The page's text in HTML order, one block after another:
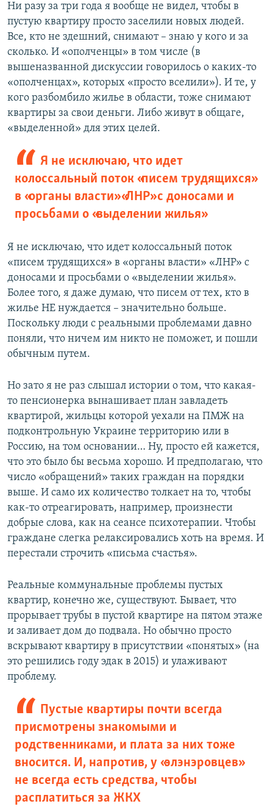
Ни разу за три года я вообще не видел, чтобы в
пустую квартиру просто заселили новых людей.
Все, кто не здешний, снимают – знаю у кого и за
сколько. И «ополченцы» в том числе (в
вышеназванной дискуссии говорилось о каких-то
«ополченцах», которых «просто вселили»). И те, у
кого разбомбило жилье в области, тоже снимают
квартиры за свои деньги. Либо живут в общаге,
«выделенной» для этих целей.
Я не исключаю, что идет
колоссальный поток «писем трудящихся»
в «органы власти» «ЛНР» с доносами и
просьбами о «выделении жилья»
Я не исключаю, что идет колоссальный поток
«писем трудящихся» в «органы власти» «ЛНР» с
доносами и просьбами о «выделении жилья».
Более того, я даже думаю, что писем от тех, кто в
жилье НЕ нуждается – значительно больше.
Поскольку люди с реальными проблемами давно
поняли, что ничем им никто не поможет, и пошли
обычным путем.
Но зато я не раз слышал истории о том, что какая-
то пенсионерка вынашивает план завладеть
квартирой, жильцы которой уехали на ПМЖ на
подконтрольную Украине территорию или в
Россию, на том основании… Ну, просто ей кажется,
что это было бы весьма хорошо. И предполагаю, что
число «обращений» таких граждан на порядки
выше. И само их количество толкает на то, чтобы
как-то отреагировать, например, произнести
добрые слова, как на сеансе психотерапии. Чтобы
граждане слегка релаксировались хоть на время. И
перестали строчить «письма счастья».
Реальные коммунальные проблемы пустых
квартир, конечно же, существуют. Бывает, что
прорывает трубы в пустой квартире на пятом этаже
и заливает дом до подвала. Но обычно просто
вскрывают квартиру в присутствии «понятых» (на
это решились году эдак в 2015) и улаживают
проблему.
Пустые квартиры почти всегда
присмотрены знакомыми и
родственниками, и плата за них тоже
вносится. И, напротив, у «элэнэровцев»
не всегда есть средства, чтобы
расплатиться за ЖКХ